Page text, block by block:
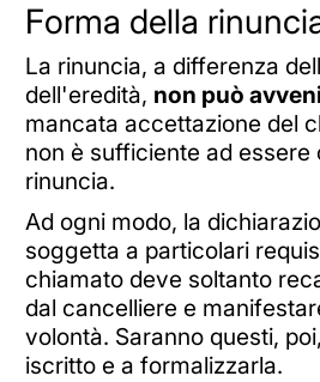
Forma della
La rinuncia, a differenza
dell'eredità, non può
mancata accettazione del
non è sufficiente ad
rinuncia.
Ad ogni modo, la
soggetta a particolari
chiamato deve soltanto
dal cancelliere e
volontà. Saranno questi,
iscritto e a formalizzarla.